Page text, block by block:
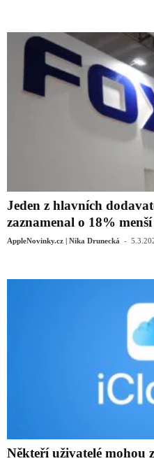
Jeden z hlavních
zaznamenal o 18%
AppleNovinky.cz | Nika Drunecká -
Někteří uživatelé mohou